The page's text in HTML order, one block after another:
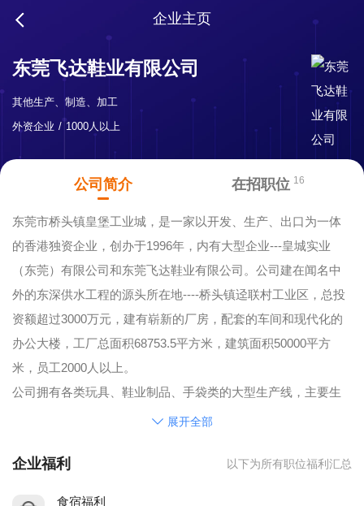
企业主页
东莞飞达鞋业有限公司
其他生产、制造、加工
外资企业
1000人以上
公司简介 在招职位 16
东莞市桥头镇皇堡工业城，是一家以开发、生产、出口为一体
的香港独资企业，创办于1996年，内有大型企业---皇城实业
（东莞）有限公司和东莞飞达鞋业有限公司。公司建在闻名中
外的东深供水工程的源头所在地----桥头镇迳联村工业区，总投
资额超过3000万元，建有崭新的厂房，配套的车间和现代化的
办公大楼，工厂总面积68753.5平方米，建筑面积50000平方
米，员工2000人以上。
公司拥有各类玩具、鞋业制品、手袋类的大型生产线，主要生
产（玩具分为布绒玩具和塑料玩具；鞋类分为布绒鞋、女装
袋等），产品出口欧美、畅销海外。公司的经营方针是“以质量
展开全部
企业福利 以下为所有职位福利汇总
食宿福利